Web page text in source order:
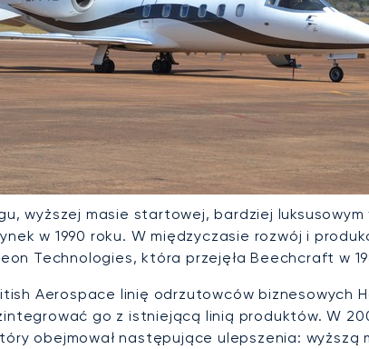
wyższej masie startowej, bardziej luksusowym
w 1990 roku. W międzyczasie rozwój i
Technologies, która przejęła Beechcraft w
Aerospace linię odrzutowców biznesowych
go z istniejącą linią produktów. W
obejmował następujące ulepszenia: wyższą